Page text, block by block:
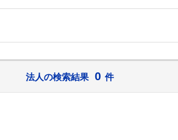
法人の検索結果 0 件